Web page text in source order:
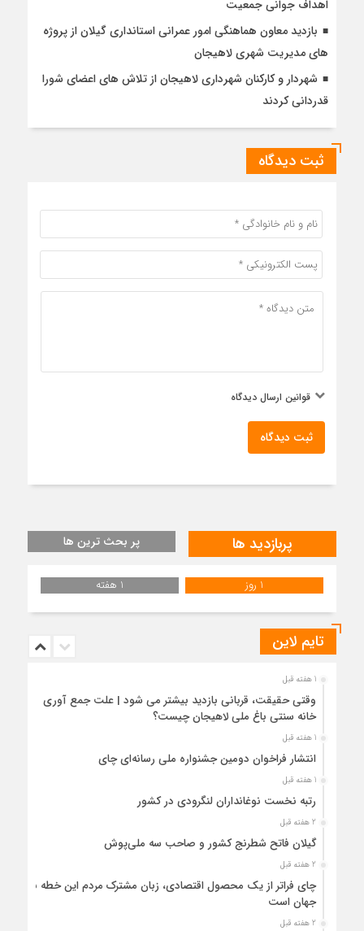
اهداف جوانی جمعیت
بازدید معاون هماهنگی امور عمرانی استانداری گیلان از پروژه
های مدیریت شهری لاهیجان
شهردار و کارکنان شهرداری لاهیجان از تلاش های اعضای شورا
قدردانی کردند
ثبت دیدگاه
قوانین ارسال دیدگاه
ثبت دیدگاه
پربازدید ها پر بحث ترین ها
1 روز 1 هفته
تایم لاین
1 هفته قبل
وقتی حقیقت، قربانی بازدید بیشتر می شود | علت جمع آوری
خانه سنتی باغ ملی لاهیجان چیست؟
1 هفته قبل
انتشار فراخوان دومین جشنواره ملی رسانه‌ای چای
1 هفته قبل
رتبه نخست نوغانداران لنگرودی در کشور
2 هفته قبل
گیلان فاتح شطرنج کشور و صاحب سه ملی‌پوش
2 هفته قبل
چای فراتر از یک محصول اقتصادی، زبان مشترک مردم این خطه با
جهان است
2 هفته قبل